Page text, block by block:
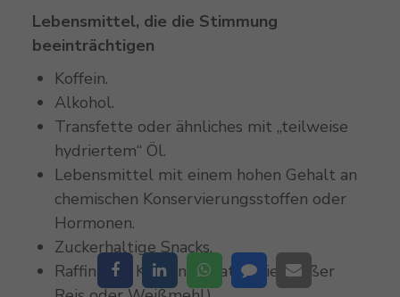
Lebensmittel, die die Stimmung
beeinträchtigen
Koffein.
Alkohol.
Transfette oder ähnliches mit „teilweise
hydriertem“ Öl.
Lebensmittel mit einem hohen Gehalt an
chemischen Konservierungsstoffen oder
Hormonen.
Zuckerhaltige Snacks.
Raffinierte Kohlenhydrate (wie weißer